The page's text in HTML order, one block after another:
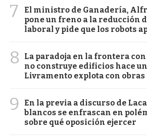
7
El ministro de Ganadería,
pone un freno a la reducción
laboral y pide que los robots
8
La paradoja en la frontera
no construye edificios hace
Livramento explota con obras
9
En la previa a discurso de
blancos se enfrascan en
sobre qué oposición ejercer